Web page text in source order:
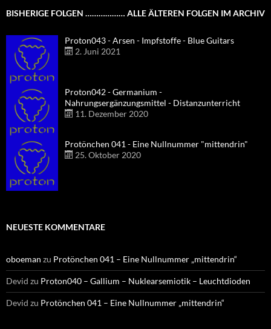
BISHERIGE FOLGEN ……………… ALLE ÄLTEREN FOLGEN IM ARCHIV
Proton043 - Arsen - Impfstoffe - Blue Guitars
2. Juni 2021
Proton042 - Germanium -
Nahrungsergänzungsmittel - Distanzunterricht
11. Dezember 2020
Protönchen 041 - Eine Nullnummer "mittendrin"
25. Oktober 2020
NEUESTE KOMMENTARE
oboeman zu Protönchen 041 – Eine Nullnummer „mittendrin“
Devid zu Proton040 – Gallium – Nuklearsemiotik – Leuchtdioden
Devid zu Protönchen 041 – Eine Nullnummer „mittendrin“